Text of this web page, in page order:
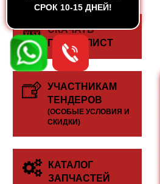
СРОК 10-15 ДНЕЙ!
СКАЧАТЬ
ПРАЙС-ЛИСТ
УЧАСТНИКАМ
ТЕНДЕРОВ
(ОСОБЫЕ УСЛОВИЯ И
СКИДКИ)
КАТАЛОГ
ЗАПЧАСТЕЙ